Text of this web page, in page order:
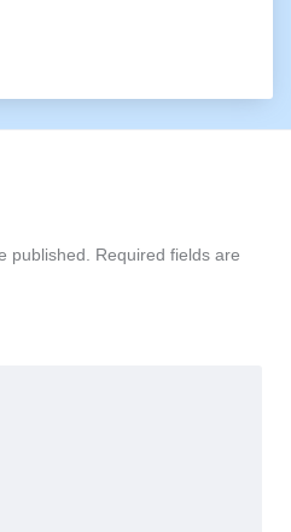
published. Required fields are